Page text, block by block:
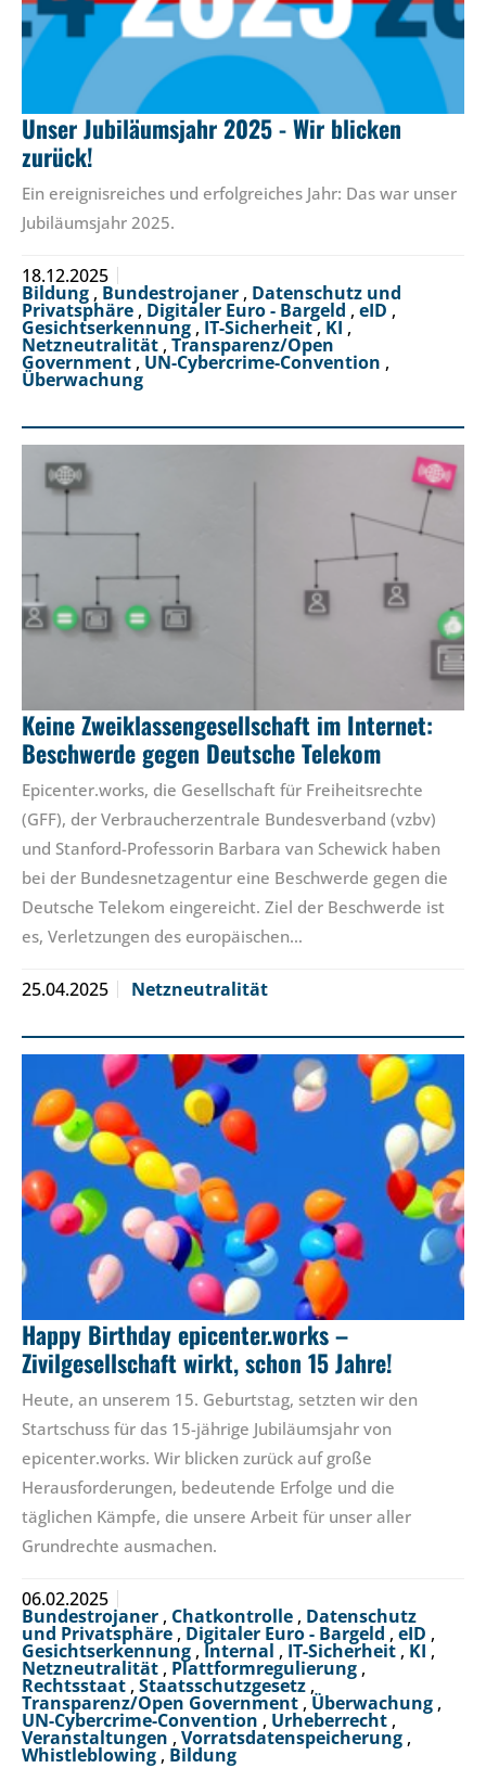
Unser Jubiläumsjahr 2025 - Wir blicken
zurück!
Ein ereignisreiches und erfolgreiches Jahr: Das war unser
Jubiläumsjahr 2025.
18.12.2025
Bildung , Bundestrojaner , Datenschutz und
Privatsphäre , Digitaler Euro - Bargeld , eID ,
Gesichtserkennung , IT-Sicherheit, KI ,
Netzneutralität , Transparenz/Open
Government , UN-Cybercrime-Convention ,
Überwachung
Keine Zweiklassengesellschaft im Internet:
Beschwerde gegen Deutsche Telekom
Epicenter.works, die Gesellschaft für Freiheitsrechte
(GFF), der Verbraucherzentrale Bundesverband (vzbv)
und Stanford-Professorin Barbara van Schewick haben
bei der Bundesnetzagentur eine Beschwerde gegen die
Deutsche Telekom eingereicht. Ziel der Beschwerde ist
es, Verletzungen des europäischen…
25.04.2025 Netzneutralität
Happy Birthday epicenter.works –
Zivilgesellschaft wirkt, schon 15 Jahre!
Heute, an unserem 15. Geburtstag, setzten wir den
Startschuss für das 15-jährige Jubiläumsjahr von
epicenter.works. Wir blicken zurück auf große
Herausforderungen, bedeutende Erfolge und die
täglichen Kämpfe, die unsere Arbeit für unser aller
Grundrechte ausmachen.
06.02.2025
Bundestrojaner , Chatkontrolle , Datenschutz
und Privatsphäre , Digitaler Euro - Bargeld , eID ,
Gesichtserkennung , Internal , IT-Sicherheit , KI ,
Netzneutralität , Plattformregulierung ,
Rechtsstaat , Staatsschutzgesetz ,
Transparenz/Open Government , Überwachung ,
UN-Cybercrime-Convention , Urheberrecht ,
Veranstaltungen , Vorratsdatenspeicherung ,
Whistleblowing , Bildung